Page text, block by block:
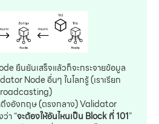
ยืนยันเสร็จแล้วก็จะกระจายข้อมูล
Node อื่นๆ ในโลกรู้ (เราเรียก
งอังกฤษ (ตรงกลาง) Validator
า “จะต้องให้อันไหนเป็น Block ที่ 101”